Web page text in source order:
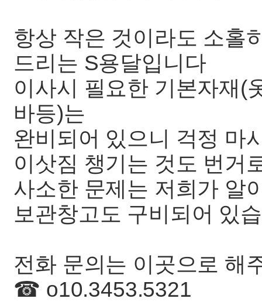
항상 작은 것이라도 소홀
드리는 S용달입니다
이사시 필요한 기본자재(
바등)는
완비되어 있으니 걱정 마
이삿짐 챙기는 것도 번거
사소한 문제는 저희가 알
보관창고도 구비되어 있
전화 문의는 이곳으로 해
☎ o10.3453.5321